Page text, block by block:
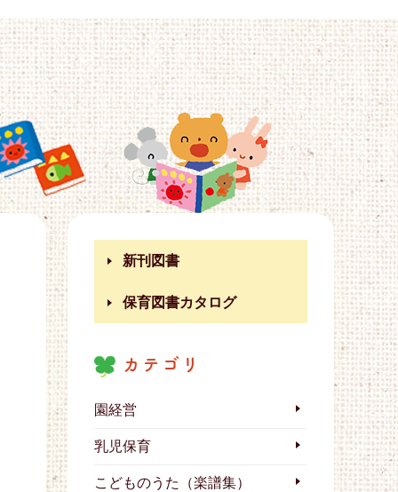
新刊図書
保育図書カタログ
カテゴリ
園経営
乳児保育
こどものうた（楽譜集）